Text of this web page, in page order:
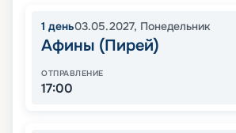
1 день03.05.2027, Понедельник
Афины (Пирей)
ОТПРАВЛЕНИЕ
17:00